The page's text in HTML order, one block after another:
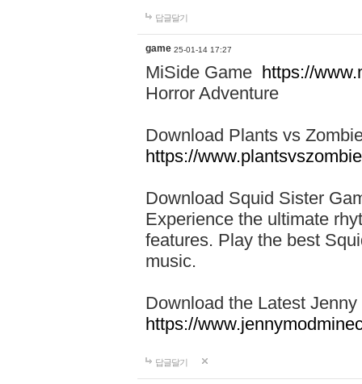
답글달기
game 25-01-14 17:27
MiSide Game https://
Horror Adventure
Download Plants vs
https://
Download Squid Sister
Experience the ultimate
features. Play the best
music.
Download the Latest
https://
답글달기